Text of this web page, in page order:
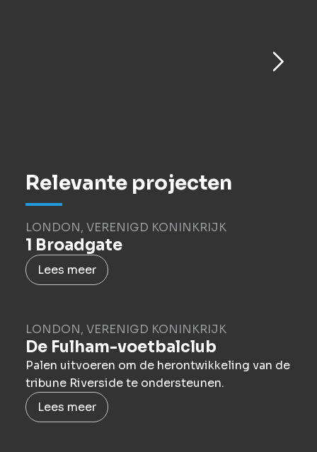
Relevante projecten
LONDON, VERENIGD KONINKRIJK
1 Broadgate
Lees meer
LONDON, VERENIGD KONINKRIJK
De Fulham-voetbalclub
Palen uitvoeren om de herontwikkeling van de
tribune Riverside te ondersteunen.
Lees meer